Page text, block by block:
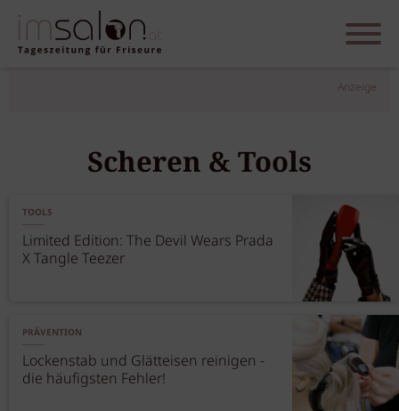
Anzeige
Scheren & Tools
TOOLS
Limited Edition: The Devil Wears Prada
X Tangle Teezer
PRÄVENTION
Lockenstab und Glätteisen reinigen -
die häufigsten Fehler!